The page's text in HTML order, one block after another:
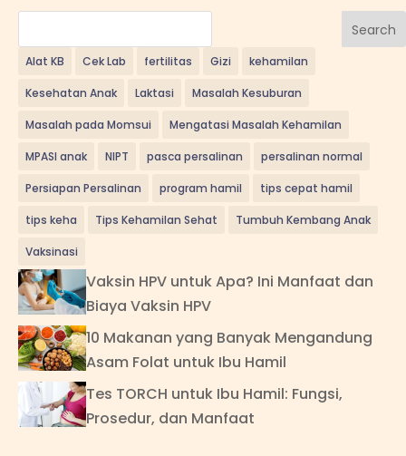
Search
Alat KB Cek Lab fertilitas Gizi kehamilan
Kesehatan Anak Laktasi Masalah Kesuburan
Masalah pada Momsui Mengatasi Masalah Kehamilan
MPASI anak NIPT pasca persalinan persalinan normal
Persiapan Persalinan program hamil tips cepat hamil
tips keha Tips Kehamilan Sehat Tumbuh Kembang Anak
Vaksinasi
Vaksin HPV untuk Apa? Ini Manfaat dan
Biaya Vaksin HPV
10 Makanan yang Banyak Mengandung
Asam Folat untuk Ibu Hamil
Tes TORCH untuk Ibu Hamil: Fungsi,
Prosedur, dan Manfaat